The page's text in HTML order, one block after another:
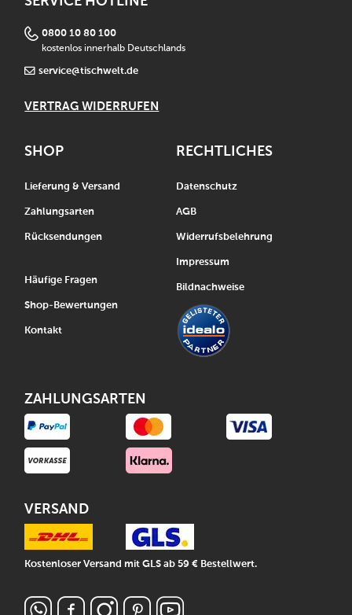
0800 10 80 100
kostenlos innerhalb Deutschlands
service@tischwelt.de
VERTRAG WIDERRUFEN
SHOP
Lieferung & Versand
Zahlungsarten
Rücksendungen
Häufige Fragen
Shop-Bewertungen
Kontakt
RECHTLICHES
Datenschutz
AGB
Widerrufsbelehrung
Impressum
Bildnachweise
ZAHLUNGSARTEN
VERSAND
Kostenloser Versand mit GLS ab 59 € Bestellwert.